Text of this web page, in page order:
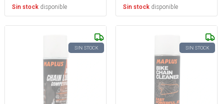
Sin stock disponible Sin stock disponible
SIN STOCK SIN STOCK